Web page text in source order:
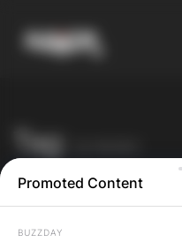
Tag:
Gladiator Blog
Promoted Content
BUZZDAY